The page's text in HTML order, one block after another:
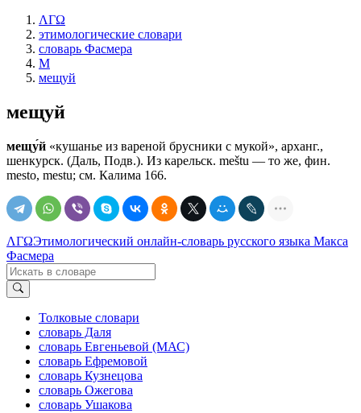
ΛΓΩ
этимологические словари
словарь Фасмера
М
мещуй
мещуй
мещу́й «кушанье из вареной брусники с мукой», арханг.,
шенкурск. (Даль, Подв.). Из карельск. meštu — то же, фин.
mesto, mestu; см. Калима 166.
ΛΓΩЭтимологический онлайн-словарь русского языка Макса
Фасмера
Толковые словари
словарь Даля
словарь Евгеньевой (МАС)
словарь Ефремовой
словарь Кузнецова
словарь Ожегова
словарь Ушакова